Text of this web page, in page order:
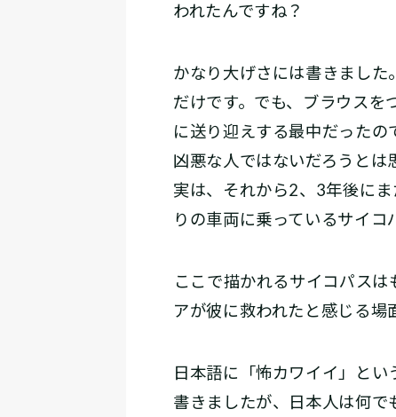
われたんですね？
かなり大げさには書きまし
だけです。でも、ブラウス
に送り迎えする最中だった
凶悪な人ではないだろうとは
実は、それから2、3年後に
りの車両に乗っているサイコ
――ここで描かれるサイコパス
アが彼に救われたと感じる場
日本語に「怖カワイイ」と
書きましたが、日本人は何